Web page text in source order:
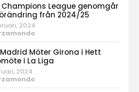
Champions League genomgår
från 2024/25
2024
Möter Girona i Hett
i La Liga
2024